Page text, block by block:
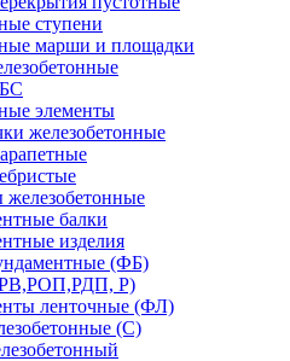
ступени
марши и площадки
элементы
железобетонные
балки
изделия
(ФБ)
Р)
ленточные (ФЛ)
(С)